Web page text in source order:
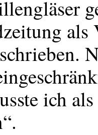
ich